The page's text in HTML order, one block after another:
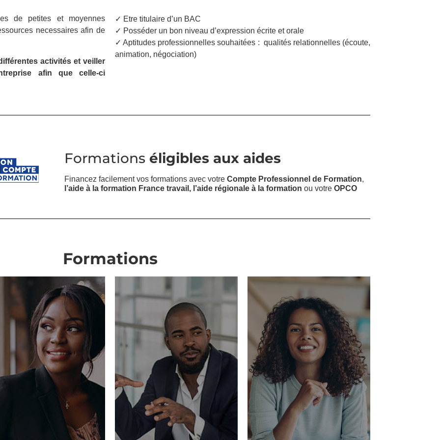
de petites et moyennes
necessaires afin de
activités et veiller
afin que celle-ci
✓ Etre titulaire d’un BAC
✓ Posséder un bon niveau d’expression écrite et orale
✓ Aptitudes professionnelles souhaitées : qualités relationnelles (écoute,
animation, négociation)
Formationséligibles aux aides
Financez facilement vos formations avec votre Compte Professionnel de Formation,
l’aide à la formation France travail , l’aide régionale à la formation ou votre OPCO
Formations
Manager
d’équipe
Menez vos équipes vers le
succès en devenant
manager.
Cliquez ici